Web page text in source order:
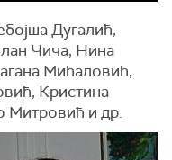
Дугалић,
Чича, Нина
Мићаловић,
Кристина
Митровић и др.